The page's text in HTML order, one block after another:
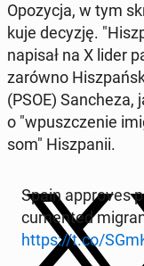
Opo­zy­cja, w tym
ku­je decyzję.
napisał na X lider
zarówno
(PSOE) San­che­za,
o "wpusz­cze­nie
som" Hisz­pa­nii.
Spain ap­pro­ves
cu­men­ted
https://t.co/